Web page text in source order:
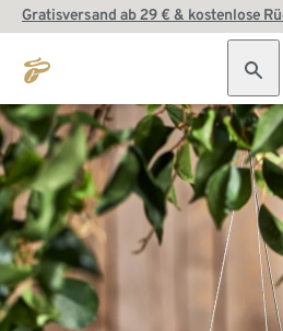
Gratisversand ab 29 € & kostenlose